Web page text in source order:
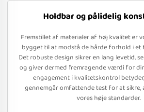
Holdbar og pålidelig
Fremstillet af materialer af høj kvalitet er
bygget til at modstå de hårde forhold i et
Det robuste design sikrer en lang levetid,
og giver dermed fremragende værdi for
engagement i kvalitetskontrol
gennemgår omfattende test for at sikre,
vores høje standarder.